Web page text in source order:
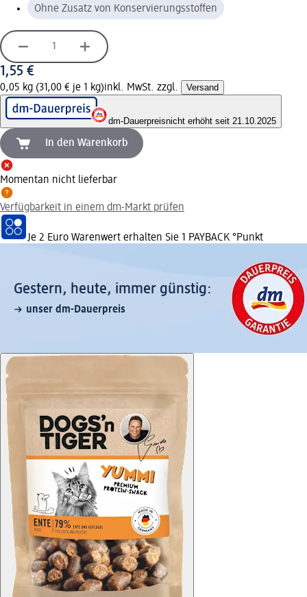
Ohne Zusatz von Konservierungsstoffen
1,55 €
0,05 kg (31,00 € je 1 kg)inkl. MwSt. zzgl. Versand
dm-Dauerpreisnicht erhöht seit 21.10.2025
In den Warenkorb
Momentan nicht lieferbar
Verfügbarkeit in einem dm-Markt prüfen
Je 2 Euro Warenwert erhalten Sie 1 PAYBACK °Punkt
Gestern, heute, immer günstig:
unser dm-Dauerpreis